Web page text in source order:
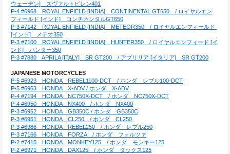
ウェーデン]　スヴァルトピレン401
P-4 #6968　ROYAL ENFIELD [INDIA]　CONTINENTAL GT650　/ ロイヤルエン
フィールド [インド]　コンチネンタルGT650
P-3 #7142　ROYAL ENFIELD [INDIA]　METEOR350　/ ロイヤルエンフィールド
[インド]　メテオ350
P-3 #7100　ROYAL ENFIELD [INDIA]　HUNTER350　/ ロイヤルエンフィード [イ
ンド]　ハンター350
P-3 #7880　APRILA [ITALY]　SR GT200　/ アプリリア [イタリア]　SR GT200
JAPANESE MOTORCYCLES
P-5 #6923　HONDA　REBEL1100-DCT　/ ホンダ　レブル100-DCT
P-5 #6963　HONDA　X-ADV / ホンダ　X-ADV
P-4 #7194　HONDA　NC750X-DCT　/ ホンダ　NC750X-DCT
P-4 #6950　HONDA　NX400　/ ホンダ　NX400
P-3 #6952　HONDA　GB350C / ホンダ　GB350C
P-3 #6951　HONDA　CL250　/ ホンダ　CL250
P-3 #6986　HONDA　REBEL250　/ ホンダ　レブル250
P-3 #7166　HONDA　FORZA　/ ホンダ　フォルツァ
P-2 #7415　HONDA　MONKEY125　/ ホンダ　モンキー125
P-2 #6971　HONDA　DAX125　/ ホンダ　ダックス125